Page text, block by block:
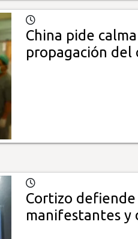
China pide
propagación del
Cortizo
manifestantes y